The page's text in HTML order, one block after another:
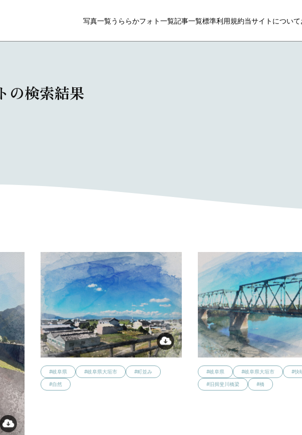
写真一覧うららかフォト一覧記事一覧標準利用規約当サイトについて
の検索結果
#岐阜県 #岐阜県大垣市
#町並み
#自然
#岐阜県 #岐阜県大垣市
#快
#旧揖斐川橋梁
#橋